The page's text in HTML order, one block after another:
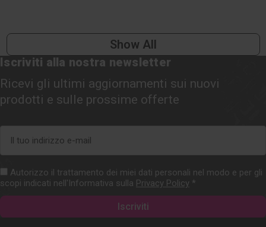
Show All
Iscriviti alla nostra newsletter
Ricevi gli ultimi aggiornamenti sui nuovi
prodotti e sulle prossime offerte
mail
Autorizzo il trattamento dei miei dati personali nel modo e per gli
scopi indicati nell'Informativa sulla Privacy Policy *